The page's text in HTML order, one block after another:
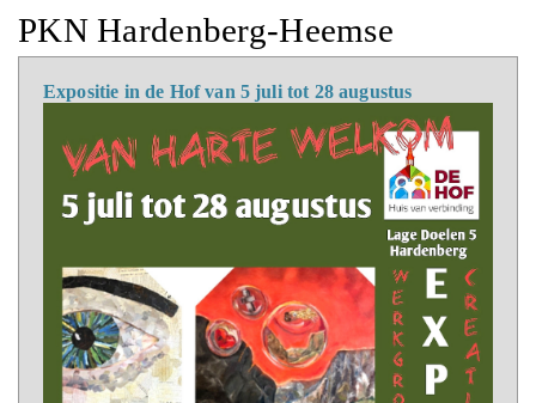
PKN Hardenberg-Heemse
Expositie in de Hof van 5 juli tot 28 augustus